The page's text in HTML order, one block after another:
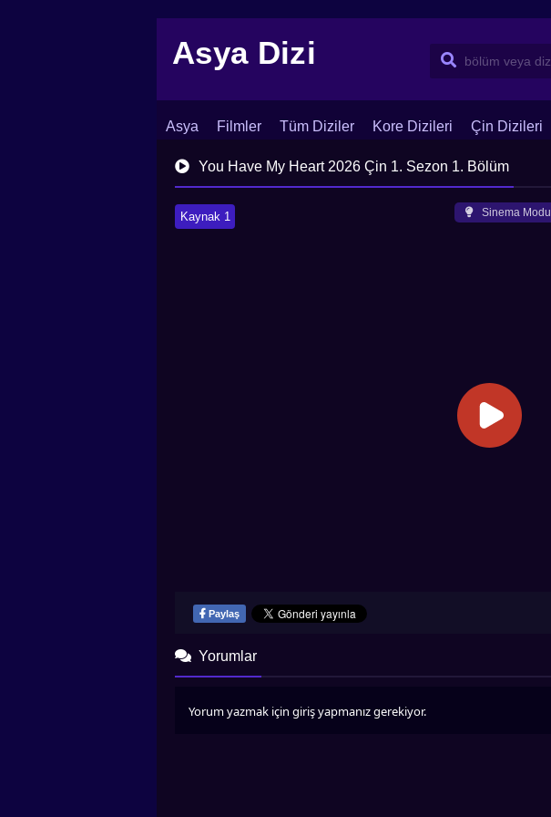
Asya Dizi
Asya Filmler Tüm Diziler Kore Dizileri Çin Dizileri
İletişim Blog Dizi Arşivi
You Have My Heart 2026 Çin 1. Sezon 1. Bölüm
Kaynak 1 Sinema Modu
Paylaş
Yorumlar
Yorum yazmak için giriş yapmanız gerekiyor.